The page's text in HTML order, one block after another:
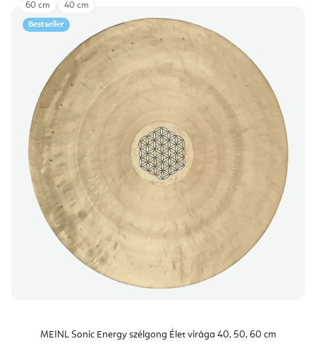
Bestseller
MEINL Sonic Energy szélgong Élet virága 40, 50, 60 cm
60 cm 40 cm